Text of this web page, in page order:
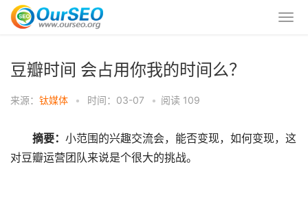
豆瓣时间 会占用你我的时间么？
来源： 钛媒体 • 时间：03-07 • 阅读 109
摘要： 小范围的兴趣交流会，能否变现，如何变现，这
对豆瓣运营团队来说是个很大的挑战。